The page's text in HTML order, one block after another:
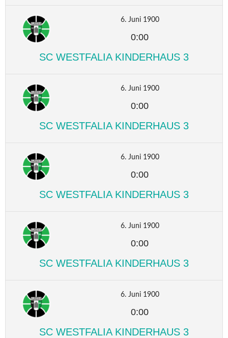
6. Juni 1900
0:00
SC WESTFALIA KINDERHAUS 3
6. Juni 1900
0:00
SC WESTFALIA KINDERHAUS 3
6. Juni 1900
0:00
SC WESTFALIA KINDERHAUS 3
6. Juni 1900
0:00
SC WESTFALIA KINDERHAUS 3
6. Juni 1900
0:00
SC WESTFALIA KINDERHAUS 3